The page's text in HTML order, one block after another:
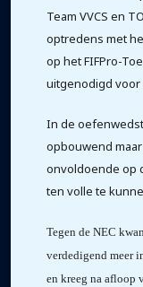
Team VVCS en
optredens met
op het FIFPro-
uitgenodigd voor
In de
opbouwend
onvoldoende op
ten volle te
Tegen de NEC
verdedigend meer
en kreeg na afloop